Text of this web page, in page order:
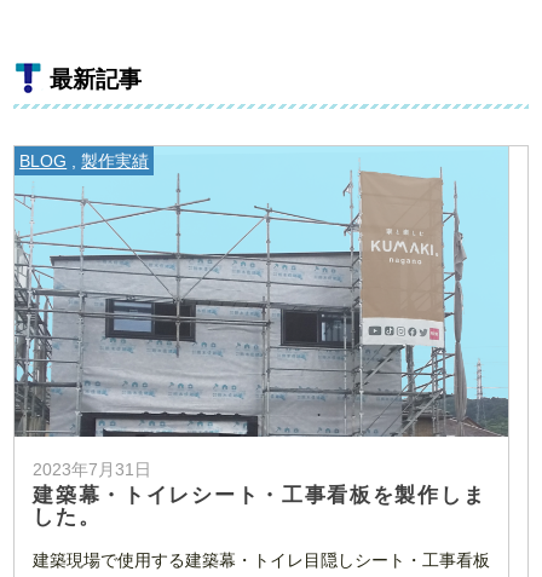
最新記事
BLOG 製作実績
2023年7月31日
建築幕・トイレシート・工事看板を製作しま
した。
建築現場で使用する建築幕・トイレ目隠しシート・工事看板